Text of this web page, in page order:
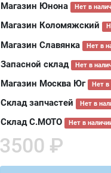
Магазин Юнона Нет в
Магазин Коломяжский
Магазин Славянка Нет в
Запасной склад Нет в
Магазин Москва Юг Нет в
Склад запчастей Нет в
Склад С.МОТО Нет в
3500 ₽